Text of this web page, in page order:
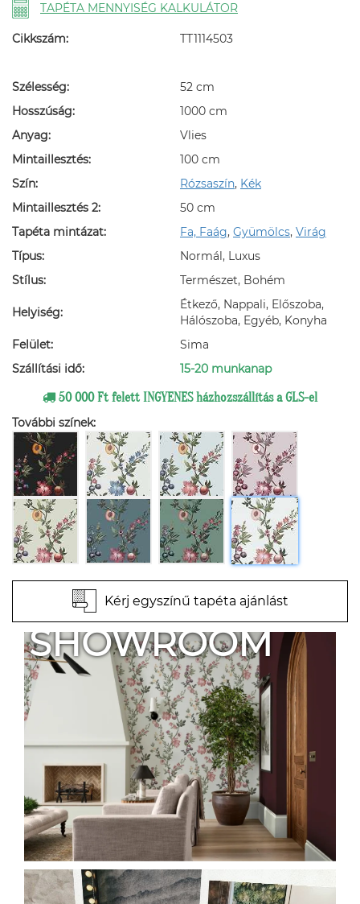
TAPÉTA MENNYISÉG KALKULÁTOR
Cikkszám: TT1114503
Szélesség:
52 cm
Hosszúság:
1000 cm
Anyag:
Vlies
Mintaillesztés:
100 cm
Szín:
Rózsaszín, Kék
Mintaillesztés 2:
50 cm
Tapéta mintázat:
Fa, Faág, Gyümölcs, Virág
Típus:
Normál, Luxus
Stílus:
Természet, Bohém
Helyiség:
Étkező, Nappali, Előszoba,
Hálószoba, Egyéb, Konyha
Felület:
Sima
Szállítási idő:
15-20 munkanap
50 000 Ft felett INGYENES házhozszállítás a GLS-el
További színek:
Kérj egyszínű tapéta ajánlást
SHOWROOM